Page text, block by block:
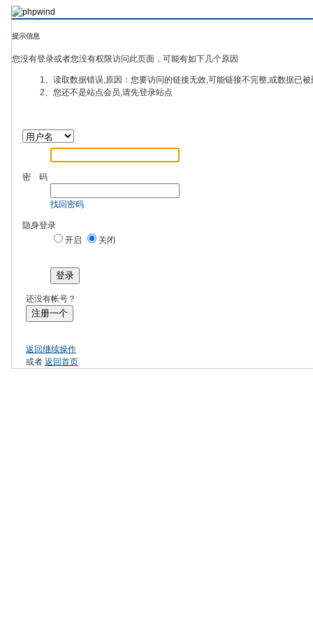
提示信息
您没有登录或者您没有权限访问此页面，可能有如下几个原因
1、读取数据错误,原因：您要访问的链接无效,可能链接不完整,或数据已
2、您还不是站点会员,请先登录站点
密 码
找回密码
隐身登录
开启
关闭
登录
还没有帐号？
注册一个
返回继续操作
或者返回首页